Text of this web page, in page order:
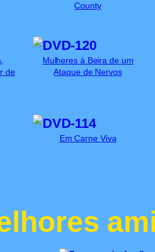
County
de
Mulheres à Beira de um
Ataque de Nervos
Em Carne Viva